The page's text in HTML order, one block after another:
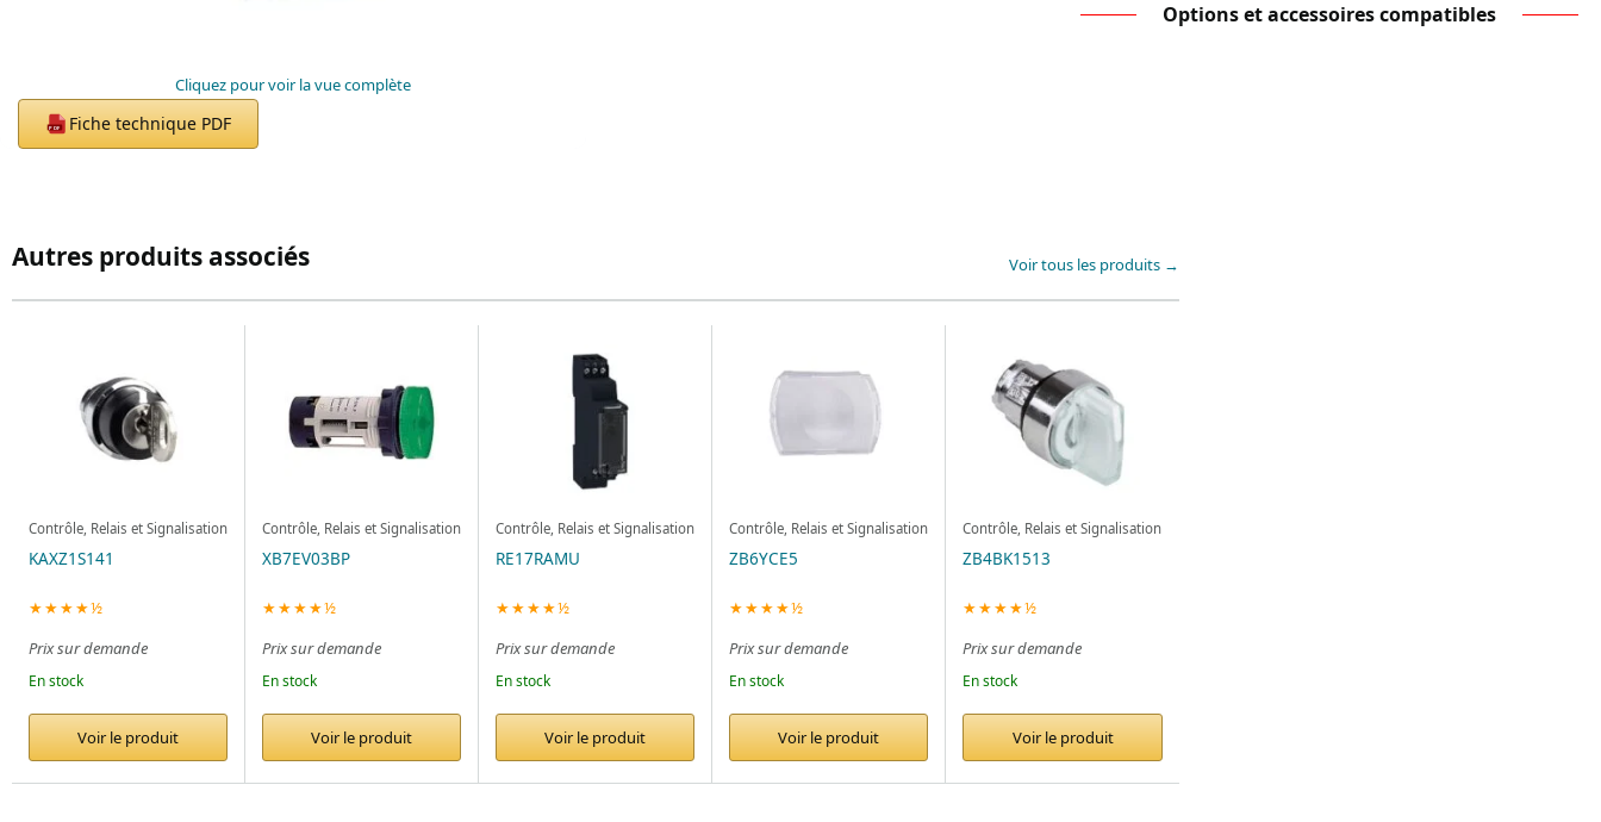
Cliquez pour voir la vue complète
PDF Fiche technique PDF
Options et accessoires compatibles
Autres produits associés Voir tous les produits →
Contrôle, Relais et Signalisation
KAXZ1S141
★★★★½
Prix sur demande
En stock
Voir le produit
Contrôle, Relais et Signalisation
XB7EV03BP
★★★★½
Prix sur demande
En stock
Voir le produit
Contrôle, Relais et Signalisation
RE17RAMU
★★★★½
Prix sur demande
En stock
Voir le produit
Contrôle, Relais et Signalisation
ZB6YCE5
★★★★½
Prix sur demande
En stock
Voir le produit
Contrôle, Relais et Signalisation
ZB4BK1513
★★★★½
Prix sur demande
En stock
Voir le produit